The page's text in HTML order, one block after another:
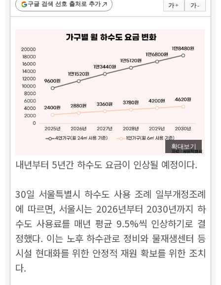
가 + 가 -
구글 검색 선호 출처로 추가
확대보기
내년부터 5년간 하수도 요금이 인상될 예정이다.
30일 서울특별시 하수도 사용 조례 일부개정조례
에 따르면, 서울시는 2026년부터 2030년까지 하
수도 사용료를 매년 평균 9.5%씩 인상하기로 결
정했다. 이는 노후 하수관로 정비와 물재생센터 등
시설 현대화를 위한 안정적 재원 확보를 위한 조치
다.